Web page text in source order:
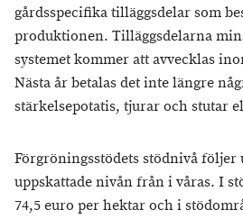
gårdsspecifika tilläggsdelar som
produktionen. Tilläggsdelarna
systemet kommer att avvecklas
Nästa år betalas det inte längre
stärkelsepotatis, tjurar och stutar
Förgröningsstödets stödnivå följer
uppskattade nivån från i våras. I
74,5 euro per hektar och i